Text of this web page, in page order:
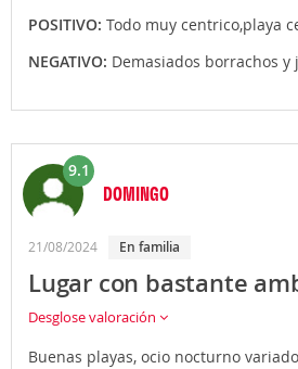
POSITIVO: Todo muy centrico,playa
NEGATIVO: Demasiados borrachos
9.1
DOMINGO
21/08/2024 En familia
Lugar con bastante
Desglose valoración
Buenas playas, ocio nocturno